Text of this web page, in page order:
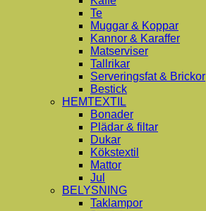
Te
Muggar & Koppar
Kannor & Karaffer
Matserviser
Tallrikar
Serveringsfat & Brickor
Bestick
HEMTEXTIL
Bonader
Plädar & filtar
Dukar
Kökstextil
Mattor
Jul
BELYSNING
Taklampor